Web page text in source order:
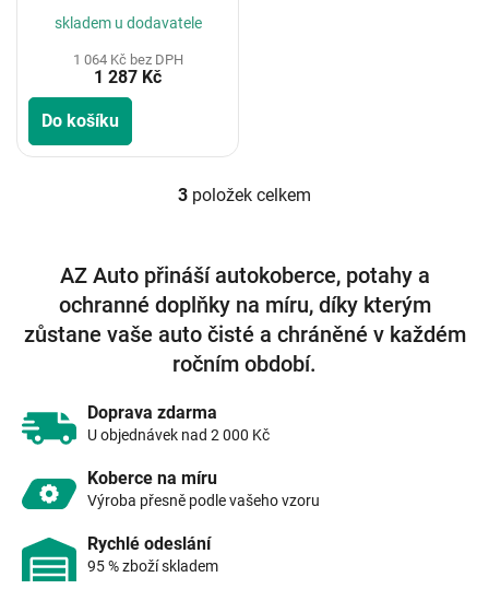
skladem u dodavatele
1 064 Kč bez DPH
1 287 Kč
Do košíku
O
á
d
a
c
í
p
k
ý
3 položek celkem
AZ Auto přináší autokoberce, potahy a
ochranné doplňky na míru, díky kterým
zůstane vaše auto čisté a chráněné v každém
ročním období.
Doprava zdarma
U objednávek nad 2 000 Kč
Koberce na míru
Výroba přesně podle vašeho vzoru
Rychlé odeslání
95 % zboží skladem